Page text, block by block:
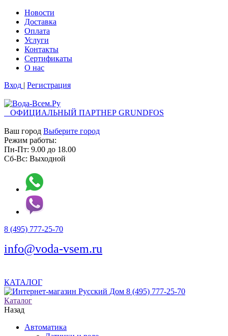
Новости
Доставка
Оплата
Услуги
Контакты
Cертификаты
О нас
Вход | Регистрация
ОФИЦИАЛЬНЫЙ ПАРТНЕР GRUNDFOS
Ваш город Выберите город
Режим работы:
Пн-Пт: 9.00 до 18.00
Сб-Вс: Выходной
8 (495) 777-25-70
info@voda-vsem.ru
КАТАЛОГ
8 (495) 777-25-70
Каталог
Назад
Автоматика